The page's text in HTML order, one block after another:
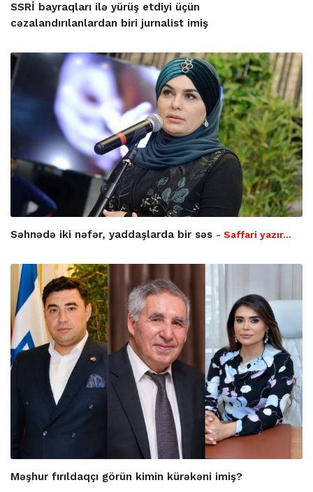
SSRİ bayraqları ilə yürüş etdiyi üçün
cəzalandırılanlardan biri jurnalist imiş
Səhnədə iki nəfər, yaddaşlarda bir səs - Saffari yazır…
Məşhur fırıldaqçı görün kimin kürəkəni imiş?